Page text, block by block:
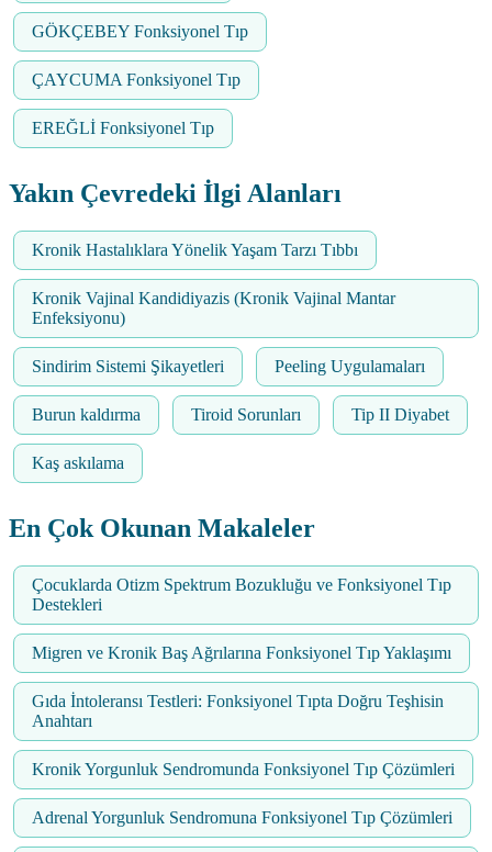
GÖKÇEBEY Fonksiyonel Tıp
ÇAYCUMA Fonksiyonel Tıp
EREĞLİ Fonksiyonel Tıp
Yakın Çevredeki İlgi Alanları
Kronik Hastalıklara Yönelik Yaşam Tarzı Tıbbı
Kronik Vajinal Kandidiyazis (Kronik Vajinal Mantar
Enfeksiyonu)
Sindirim Sistemi Şikayetleri Peeling Uygulamaları
Burun kaldırma Tiroid Sorunları Tip II Diyabet
Kaş askılama
En Çok Okunan Makaleler
Çocuklarda Otizm Spektrum Bozukluğu ve Fonksiyonel Tıp
Destekleri
Migren ve Kronik Baş Ağrılarına Fonksiyonel Tıp Yaklaşımı
Gıda İntoleransı Testleri: Fonksiyonel Tıpta Doğru Teşhisin
Anahtarı
Kronik Yorgunluk Sendromunda Fonksiyonel Tıp Çözümleri
Adrenal Yorgunluk Sendromuna Fonksiyonel Tıp Çözümleri